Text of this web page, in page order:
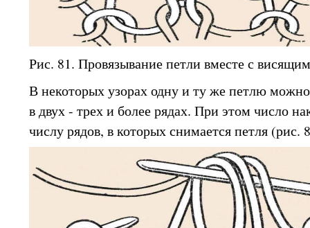
Рис. 81. Провязывание петли вместе с
В некоторых узорах одну и ту же петлю
в двух - трех и более рядах. При этом число
числу рядов, в которых снимается петля (рис.